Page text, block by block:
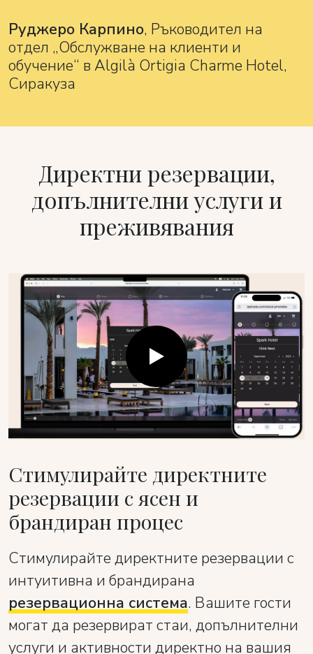
Руджеро Карпино, Ръководител на
отдел „Обслужване на клиенти и
обучение“ в Algilà Ortigia Charme Hotel,
Сиракуза
Директни резервации,
допълнителни услуги и
преживявания
Стимулирайте директните
резервации с ясен и
брандиран процес
Стимулирайте директните резервации с
интуитивна и брандирана
резервационна система. Вашите гости
могат да резервират стаи, допълнителни
услуги и активности директно на вашия